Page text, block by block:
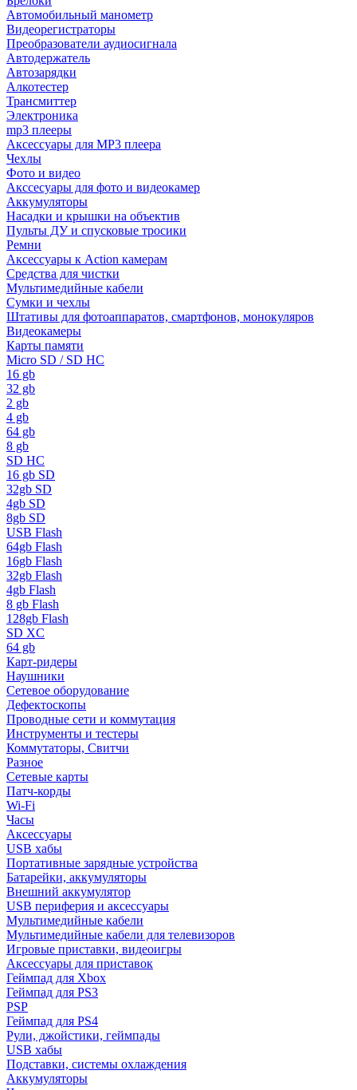
Автомобильный манометр
Видеорегистраторы
Преобразователи аудиосигнала
Автодержатель
Автозарядки
Алкотестер
Трансмиттер
Электроника
mp3 плееры
Аксессуары для MP3 плеера
Чехлы
Фото и видео
Акссесуары для фото и видеокамер
Аккумуляторы
Насадки и крышки на объектив
Пульты ДУ и спусковые тросики
Ремни
Аксессуары к Action камерам
Средства для чистки
Мультимедийные кабели
Сумки и чехлы
Штативы для фотоаппаратов, смартфонов, монокуляров
Видеокамеры
Карты памяти
Micro SD / SD HC
16 gb
32 gb
2 gb
4 gb
64 gb
8 gb
SD HC
16 gb SD
32gb SD
4gb SD
8gb SD
USB Flash
64gb Flash
16gb Flash
32gb Flash
4gb Flash
8 gb Flash
128gb Flash
SD XC
64 gb
Карт-ридеры
Наушники
Сетевое оборудование
Дефектоскопы
Проводные сети и коммутация
Инструменты и тестеры
Коммутаторы, Свитчи
Разное
Сетевые карты
Патч-корды
Wi-Fi
Часы
Аксессуары
USB хабы
Портативные зарядные устройства
Батарейки, аккумуляторы
Внешний аккумулятор
USB периферия и аксессуары
Мультимедийные кабели
Мультимедийные кабели для телевизоров
Игровые приставки, видеоигры
Аксессуары для приставок
Геймпад для Xbox
Геймпад для PS3
PSP
Геймпад для PS4
Рули, джойстики, геймпады
USB хабы
Подставки, системы охлаждения
Аккумуляторы